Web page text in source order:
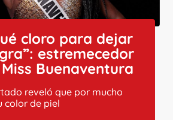
cloro para dejar
estremecedor
Buenaventura
reveló que por mucho
color de piel